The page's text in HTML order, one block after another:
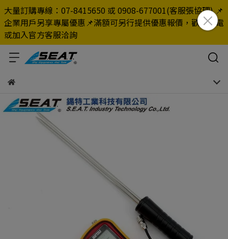
大量訂購專線：07-8415650 或 0908-677001(客服張協理) 📌
企業用戶另享專屬優惠📌滿額可另行提供優惠報價，歡迎來電
或加入官方客服洽詢